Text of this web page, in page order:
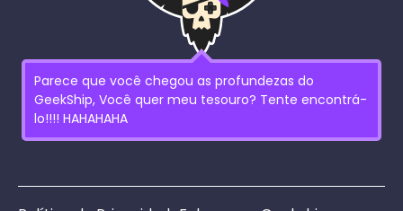
Parece que você chegou as profundezas do
GeekShip, Você quer meu tesouro? Tente encontrá-
lo!!!! HAHAHAHA